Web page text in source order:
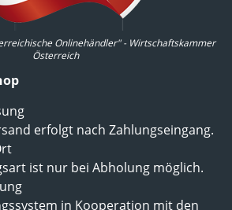
Onlinehändler" - Wirtschaftskammer
Österreich
erfolgt nach Zahlungseingang.
ist nur bei Abholung möglich.
in Kooperation mit den